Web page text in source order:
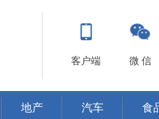
客户端 微 信
地产 汽车 食